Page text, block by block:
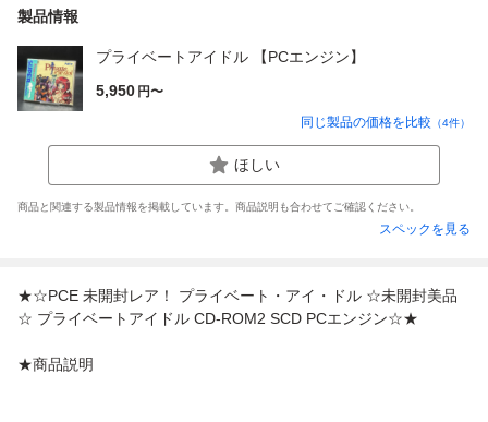
製品情報
プライベートアイドル 【PCエンジン】
5,950 円〜
同じ製品の価格を比較 （4件）
ほしい
商品と関連する製品情報を掲載しています。商品説明も合わせてご確認ください。
スペックを見る
★☆PCE 未開封レア！ プライベート・アイ・ドル ☆未開封美品
☆ プライベートアイドル CD-ROM2 SCD PCエンジン☆★
★商品説明